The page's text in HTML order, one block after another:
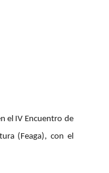
el IV Encuentro de
(Feaga), con el